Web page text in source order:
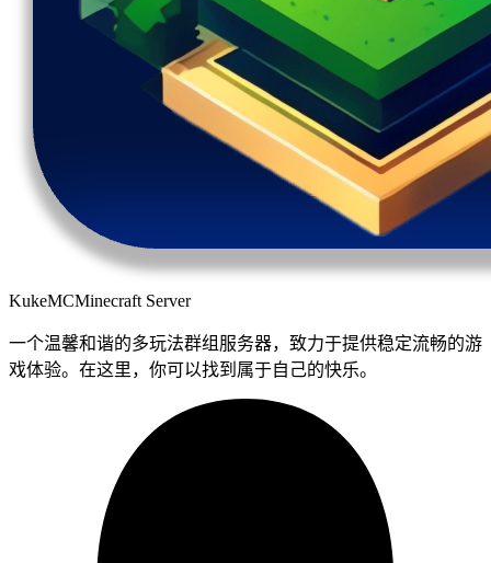
KukeMCMinecraft Server
一个温馨和谐的多玩法群组服务器，致力于提供稳定流畅的游
戏体验。在这里，你可以找到属于自己的快乐。